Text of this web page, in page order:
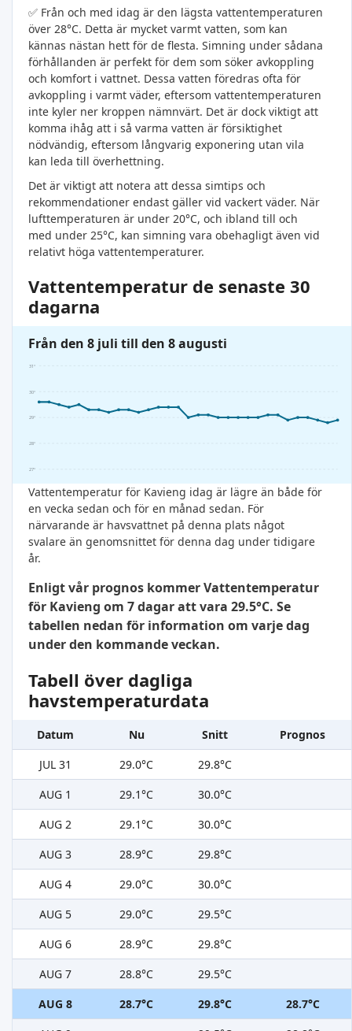
✅ Från och med idag är den lägsta vattentemperaturen
över 28°C. Detta är mycket varmt vatten, som kan
kännas nästan hett för de flesta. Simning under sådana
förhållanden är perfekt för dem som söker avkoppling
och komfort i vattnet. Dessa vatten föredras ofta för
avkoppling i varmt väder, eftersom vattentemperaturen
inte kyler ner kroppen nämnvärt. Det är dock viktigt att
komma ihåg att i så varma vatten är försiktighet
nödvändig, eftersom långvarig exponering utan vila
kan leda till överhettning.
Det är viktigt att notera att dessa simtips och
rekommendationer endast gäller vid vackert väder. När
lufttemperaturen är under 20°C, och ibland till och
med under 25°C, kan simning vara obehagligt även vid
relativt höga vattentemperaturer.
Vattentemperatur de senaste 30
dagarna
Från den 8 juli till den 8 augusti
27°
28°
29°
30°
31°
Vattentemperatur för Kavieng idag är lägre än både för
en vecka sedan och för en månad sedan. För
närvarande är havsvattnet på denna plats något
svalare än genomsnittet för denna dag under tidigare
år.
Enligt vår prognos kommer Vattentemperatur
för Kavieng om 7 dagar att vara 29.5°C. Se
tabellen nedan för information om varje dag
under den kommande veckan.
Tabell över dagliga
havstemperaturdata
Datum Nu Snitt
Prognos
JUL 31
29.0°C
29.8°C
AUG 1
29.1°C
30.0°C
AUG 2
29.1°C
30.0°C
AUG 3
28.9°C
29.8°C
AUG 4
29.0°C
30.0°C
AUG 5
29.0°C
29.5°C
AUG 6
28.9°C
29.8°C
AUG 7
28.8°C
29.5°C
AUG 8
28.7°C 29.8°C
28.7°C